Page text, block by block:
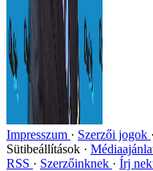
Impresszum Szerzői jogok
Sütibeállítások
RSS
Szerzőinknek Írj